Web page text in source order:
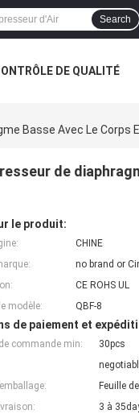
Search
DE QUALITÉ
Basse Avec Le Corps
de
le produit:
CHINE
no brand or
CE ROHS UL
modèle:
QBF-8
de paiement et
commande min:
30pcs
Feuille
3 à